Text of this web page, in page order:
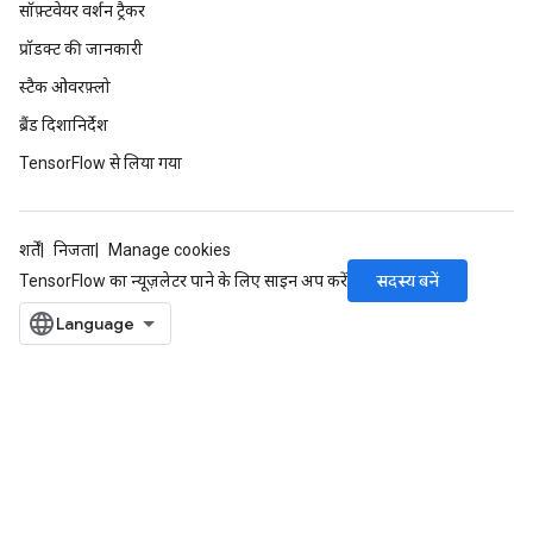
सॉफ़्टवेयर वर्शन ट्रैकर
प्रॉडक्ट की जानकारी
स्टैक ओवरफ़्लो
ब्रैंड दिशानिर्देश
TensorFlow से लिया गया
शर्तें निजता
Manage cookies
TensorFlow का न्यूज़लेटर पाने के लिए साइन अप करें
सदस्य बनें